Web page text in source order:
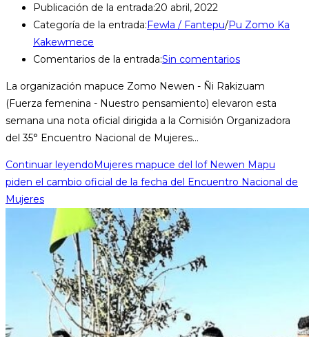
Publicación de la entrada:20 abril, 2022
Categoría de la entrada:Fewla / Fantepu/Pu Zomo Ka
Kakewmece
Comentarios de la entrada:Sin comentarios
La organización mapuce Zomo Newen - Ñi Rakizuam
(Fuerza femenina - Nuestro pensamiento) elevaron esta
semana una nota oficial dirigida a la Comisión Organizadora
del 35° Encuentro Nacional de Mujeres…
Continuar leyendoMujeres mapuce del lof Newen Mapu
piden el cambio oficial de la fecha del Encuentro Nacional de
Mujeres